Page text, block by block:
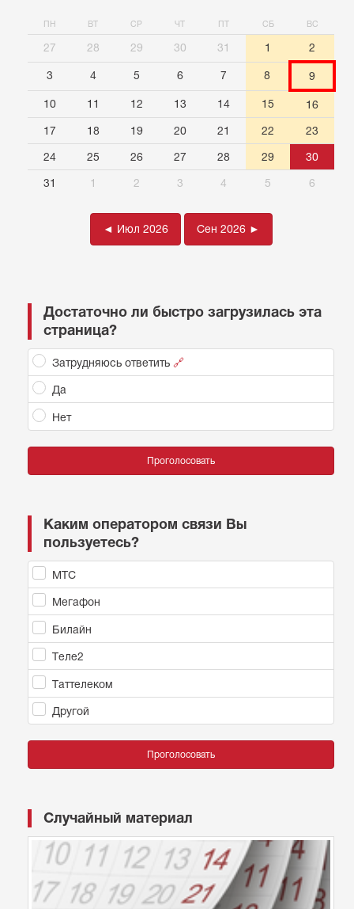
ПН ВТ СР ЧТ ПТ СБ ВС
27 28 29 30 31 1 2
3 4 5 6 7 8 9
10 11 12 13 14 15 16
17 18 19 20 21 22 23
24 25 26 27 28 29 30
31 1 2 3 4 5 6
◄ Июл 2026 Сен 2026 ►
Достаточно ли быстро загрузилась эта
страница?
Затрудняюсь ответить 🔗
Да
Нет
Проголосовать
Каким оператором связи Вы
пользуетесь?
МТС
Мегафон
Билайн
Теле2
Таттелеком
Другой
Проголосовать
Случайный материал